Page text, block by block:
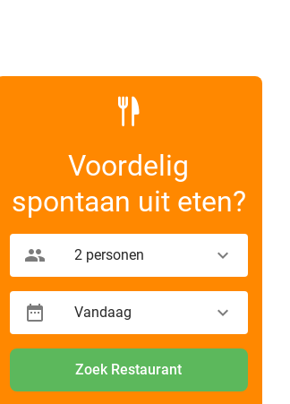
Voordelig
spontaan uit eten?
2 personen
Vandaag
Zoek Restaurant